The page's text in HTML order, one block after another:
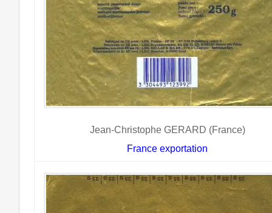
Jean-Christophe GERARD (France)
France exportation